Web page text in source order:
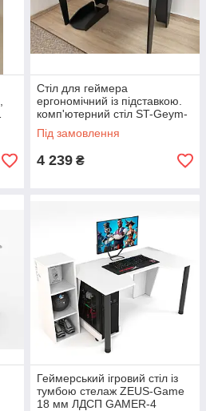
Стіл для геймера
ергономічний із підставкою.
комп'ютерний стіл ST-Geym-
144
Під замовлення
4 239 ₴
Геймерський ігровий стіл із
тумбою стелаж ZEUS-Game
18 мм ЛДСП GAMER-4